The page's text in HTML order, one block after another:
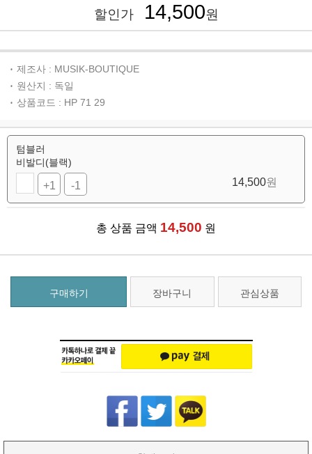
할인가 14,500원
제조사 : MUSIK-BOUTIQUE
원산지 : 독일
상품코드 : HP 71 29
텀블러
비발디(블랙)
+1 -1 14,500원
총 상품 금액 14,500 원
구매하기 장바구니 관심상품